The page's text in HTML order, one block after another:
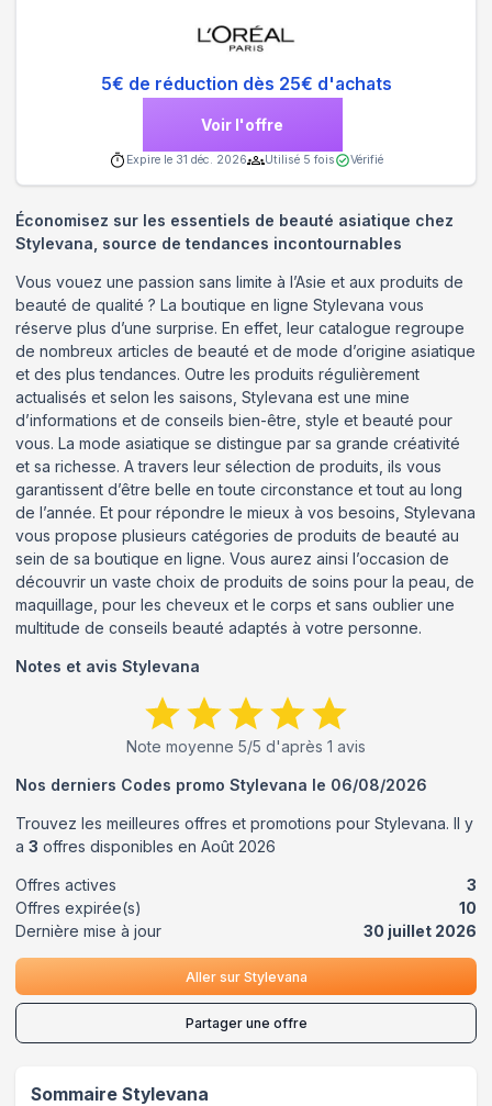
5€ de réduction dès 25€ d'achats
Voir l'offre
Expire le 31 déc. 2026 Utilisé 5 fois Vérifié
Économisez sur les essentiels de beauté asiatique chez
Stylevana, source de tendances incontournables
Vous vouez une passion sans limite à l’Asie et aux produits de
beauté de qualité ? La boutique en ligne Stylevana vous
réserve plus d’une surprise. En effet, leur catalogue regroupe
de nombreux articles de beauté et de mode d’origine asiatique
et des plus tendances. Outre les produits régulièrement
actualisés et selon les saisons, Stylevana est une mine
d’informations et de conseils bien-être, style et beauté pour
vous. La mode asiatique se distingue par sa grande créativité
et sa richesse. A travers leur sélection de produits, ils vous
garantissent d’être belle en toute circonstance et tout au long
de l’année. Et pour répondre le mieux à vos besoins, Stylevana
vous propose plusieurs catégories de produits de beauté au
sein de sa boutique en ligne. Vous aurez ainsi l’occasion de
découvrir un vaste choix de produits de soins pour la peau, de
maquillage, pour les cheveux et le corps et sans oublier une
multitude de conseils beauté adaptés à votre personne.
Notes et avis Stylevana
Note moyenne 5/5 d'après 1 avis
Nos derniers Codes promo Stylevana le 06/08/2026
Trouvez les meilleures offres et promotions pour Stylevana. Il y
a 3 offres disponibles en Août 2026
Offres actives
3
Offres expirée(s)
10
Dernière mise à jour
30 juillet 2026
Aller sur Stylevana
Partager une offre
Sommaire Stylevana